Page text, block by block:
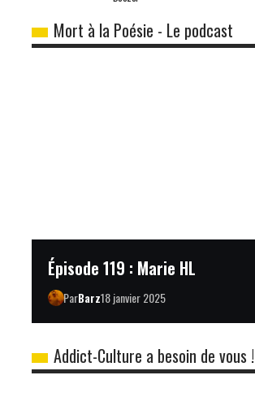
Mort à la Poésie - Le podcast
Épisode 119 : Marie HL
ParBarz18 janvier 2025
Addict-Culture a besoin de vous !